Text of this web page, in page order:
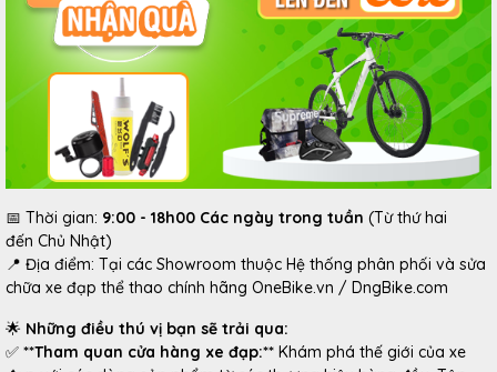
📅 Thời gian: 9:00 - 18h00 Các ngày trong tuần (Từ thứ hai
đến Chủ Nhật)
📍 Địa điểm: Tại các Showroom thuộc Hệ thống phân phối và sửa
chữa xe đạp thể thao chính hãng OneBike.vn / DngBike.com
🌟 Những điều thú vị bạn sẽ trải qua:
✅ **Tham quan cửa hàng xe đạp:** Khám phá thế giới của xe